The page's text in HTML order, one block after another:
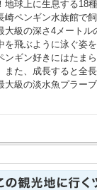
地球上に生息する18
崎ペンギン水族館で
大級の深さ4メートル
を飛ぶように泳ぐ姿
ンギン好きにはたま
た、成長すると全長
大級の淡水魚プラー